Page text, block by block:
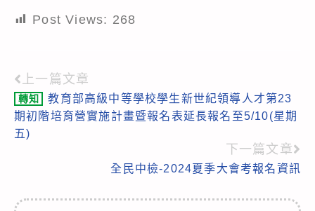
Post Views: 268
Read
more
articles
上一篇文章
轉知
教育部高級中等學校學生新世紀領導人才第23
期初階培育營實施計畫暨報名表延長報名至5/10(星期
五)
下一篇文章
全民中檢-2024夏季大會考報名資訊